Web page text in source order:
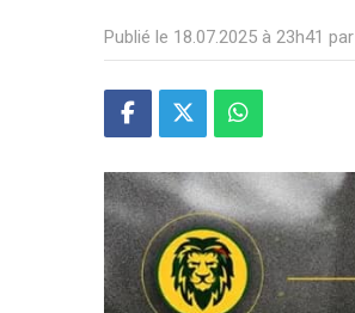
Publié le 18.07.2025 à 23h41 par